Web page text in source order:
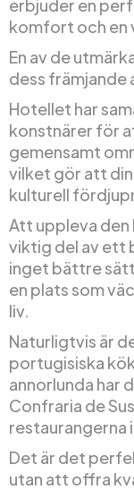
erbjuder en
komfort och en
En av de
dess främjande
Hotellet har
konstnärer för
gemensamt
vilket gör att din
kulturell
Att uppleva den
viktig del av ett
inget bättre
en plats som
liv.
Naturligtvis är
portugisiska
annorlunda har
Confraria de
restaurangerna
Det är det
utan att offra